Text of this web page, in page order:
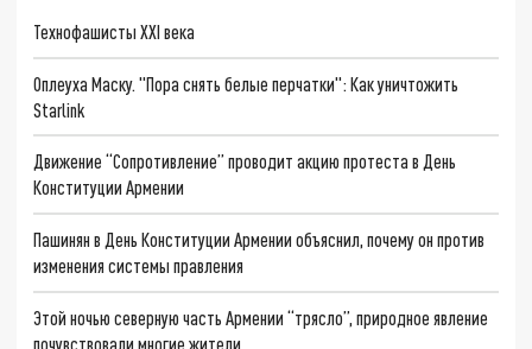
Технофашисты XXI века
Оплеуха Маску. "Пора снять белые перчатки": Как уничтожить
Starlink
Движение “Сопротивление” проводит акцию протеста в День
Конституции Армении
Пашинян в День Конституции Армении объяснил, почему он против
изменения системы правления
Этой ночью северную часть Армении “трясло”, природное явление
почувствовали многие жители